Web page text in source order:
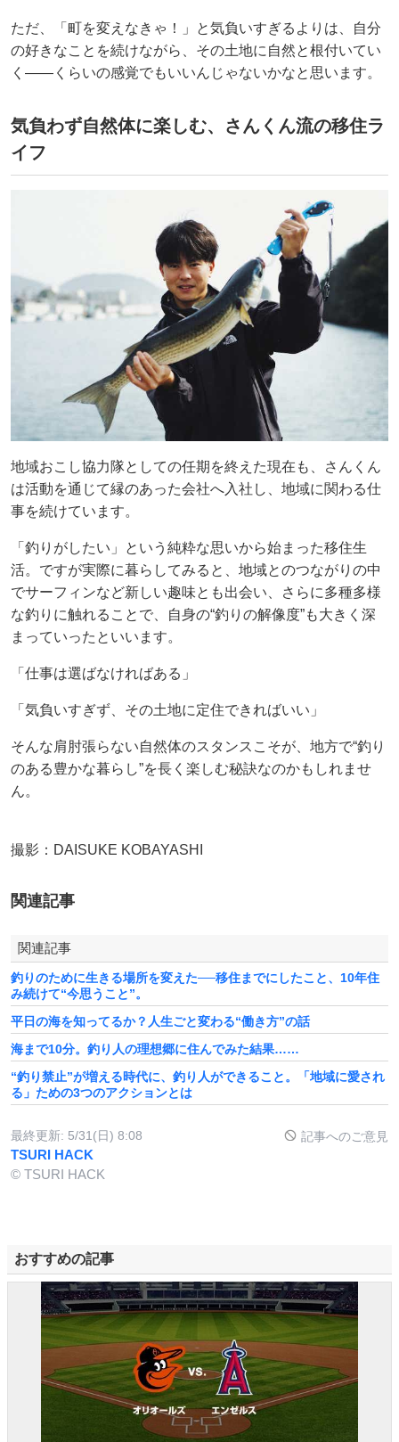
ただ、「町を変えなきゃ！」と気負いすぎるよりは、自分
の好きなことを続けながら、その土地に自然と根付いてい
く——くらいの感覚でもいいんじゃないかなと思います。
気負わず自然体に楽しむ、さんくん流の移住ラ
イフ
地域おこし協力隊としての任期を終えた現在も、さんくん
は活動を通じて縁のあった会社へ入社し、地域に関わる仕
事を続けています。
「釣りがしたい」という純粋な思いから始まった移住生
活。ですが実際に暮らしてみると、地域とのつながりの中
でサーフィンなど新しい趣味とも出会い、さらに多種多様
な釣りに触れることで、自身の“釣りの解像度”も大きく深
まっていったといいます。
「仕事は選ばなければある」
「気負いすぎず、その土地に定住できればいい」
そんな肩肘張らない自然体のスタンスこそが、地方で“釣り
のある豊かな暮らし”を長く楽しむ秘訣なのかもしれませ
ん。
撮影：DAISUKE KOBAYASHI
関連記事
関連記事
釣りのために生きる場所を変えた──移住までにしたこと、10年住
み続けて“今思うこと”。
平日の海を知ってるか？人生ごと変わる“働き方”の話
海まで10分。釣り人の理想郷に住んでみた結果……
“釣り禁止”が増える時代に、釣り人ができること。「地域に愛され
る」ための3つのアクションとは
最終更新: 5/31(日) 8:08 記事へのご意見
TSURI HACK
© TSURI HACK
おすすめの記事